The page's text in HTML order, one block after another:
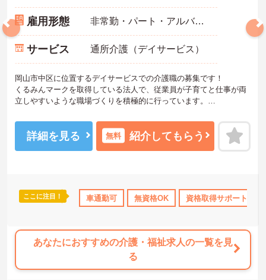
無資格OK 年間休日110日以上 産休･育休･介護休暇取得実績あり
雇用形態 非常勤・パート・アルバイト
サービス 通所介護（デイサービス）
岡山市中区に位置するデイサービスでの介護職の募集です！
くるみんマークを取得している法人で、従業員が子育てと仕事が両
立しやすいような職場づくりを積極的に行っています。
たしますのでお気軽にご相談ください！
詳細を見る 無料 紹介してもらう
ここに注目！ 車通勤可 無資格OK 資格取得サポート
あなたにおすすめの介護・福祉求人の一覧を見
る